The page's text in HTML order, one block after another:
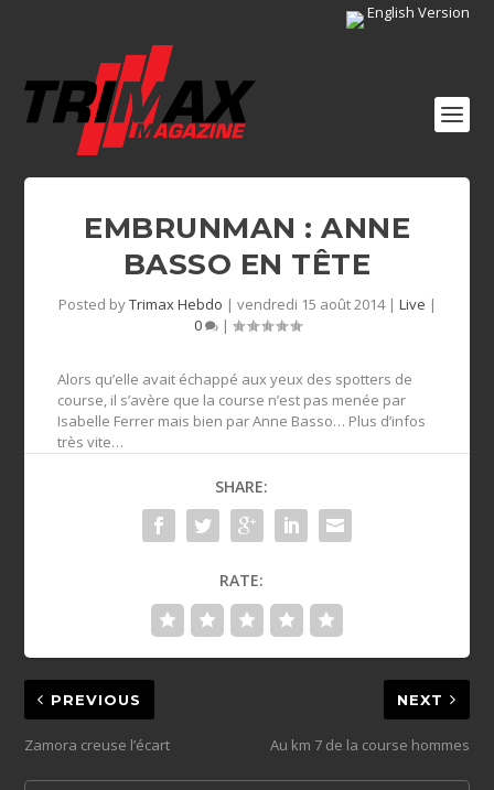
English Version
EMBRUNMAN : ANNE
BASSO EN TÊTE
Posted byTrimax Hebdo | vendredi 15 août 2014| Live |
0
|
Alors qu’elle avait échappé aux yeux des spotters de
course, il s’avère que la course n’est pas menée par
Isabelle Ferrer mais bien par Anne Basso… Plus d’infos
très vite…
SHARE:
RATE:
PREVIOUS
Zamora creuse l’écart
NEXT
Au km 7 de la course hommes